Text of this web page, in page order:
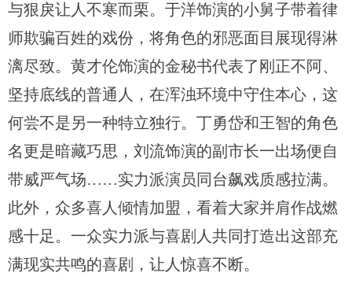
与狠戾让人不寒而栗。于洋饰演的小舅子带着律
师欺骗百姓的戏份，将角色的邪恶面目展现得淋
漓尽致。黄才伦饰演的金秘书代表了刚正不阿、
坚持底线的普通人，在浑浊环境中守住本心，这
何尝不是另一种特立独行。丁勇岱和王智的角色
名更是暗藏巧思，刘流饰演的副市长一出场便自
带威严气场……实力派演员同台飙戏质感拉满。
此外，众多喜人倾情加盟，看着大家并肩作战燃
感十足。一众实力派与喜剧人共同打造出这部充
满现实共鸣的喜剧，让人惊喜不断。